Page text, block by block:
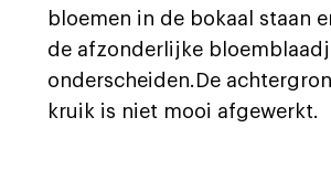
bloemen in de bokaal staan
de afzonderlijke
onderscheiden.De
kruik is niet mooi afgewerkt.